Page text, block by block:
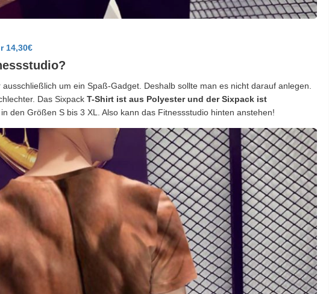
14,30€
um ein Spaß-Gadget. Deshalb sollte man es nicht darauf anlegen.
Das Sixpack T-Shirt ist aus Polyester und der Sixpack ist
in den Größen S bis 3 XL. Also kann das Fitnessstudio hinten anstehen!